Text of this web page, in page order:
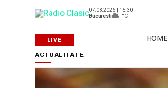
07.08.2026 | 15:30
Bucuresti
--°C
HOME
ACTUALITATE